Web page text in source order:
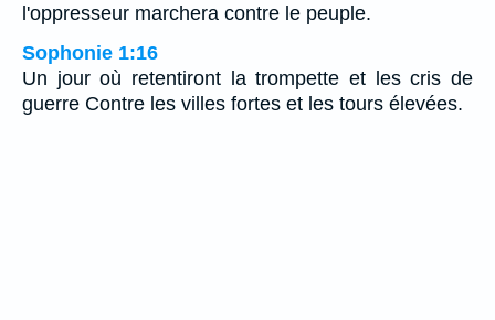
l'oppresseur marchera contre le peuple.
Sophonie 1:16
Un jour où retentiront la trompette et les cris de
guerre Contre les villes fortes et les tours élevées.